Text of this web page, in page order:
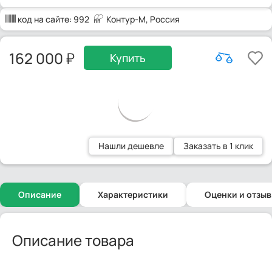
код на сайте: 992 Контур-М, Россия
162 000 Купить
Нашли дешевле Заказать в 1 клик
Описание Характеристики Оценки и
Описание товара